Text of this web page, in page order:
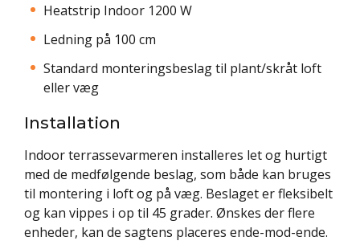
Heatstrip Indoor 1200 W
Ledning på 100 cm
Standard monteringsbeslag til plant/skråt loft
eller væg
Installation
Indoor terrassevarmeren installeres let og hurtigt
med de medfølgende beslag, som både kan bruges
til montering i loft og på væg. Beslaget er fleksibelt
og kan vippes i op til 45 grader. Ønskes der flere
enheder, kan de sagtens placeres ende-mod-ende.